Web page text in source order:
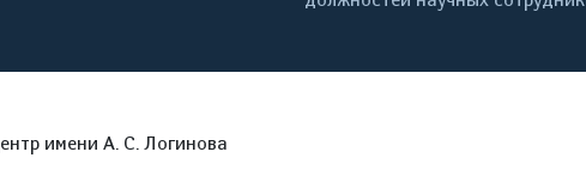
имени А. С. Логинова